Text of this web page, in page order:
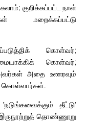
குறிக்கப்பட்ட நாள்
கொள்வர்;
கொள்வர்;
அதை உணரவும்
கொள்வார்கள்.
தீட்டு’
தொண்ணூறு